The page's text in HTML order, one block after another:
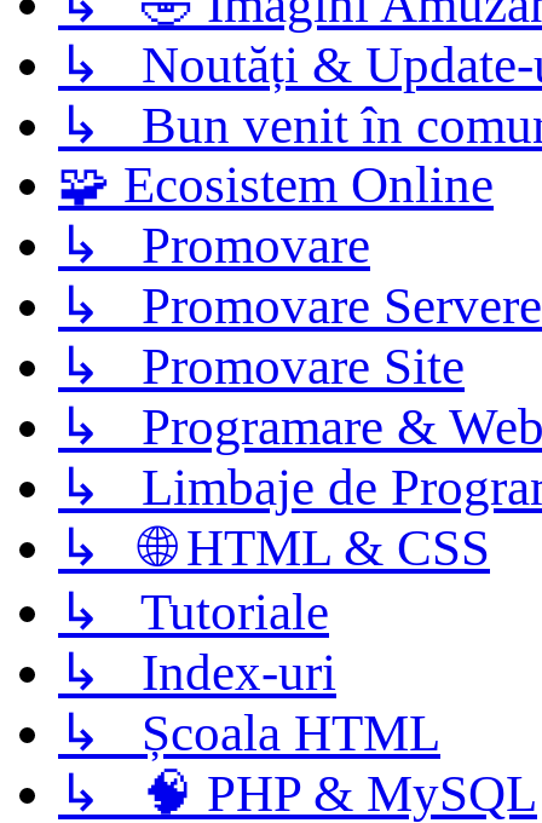
↳ Noutăți &
↳ Bun venit în
🧩 Ecosistem Online
↳ Promovare
↳ Promovare Servere
↳ Promovare Site
↳ Programare &
↳ Limbaje de
↳ 🌐 HTML & CSS
↳ Tutoriale
↳ Index-uri
↳ Școala HTML
↳ 🧠 PHP & MySQL